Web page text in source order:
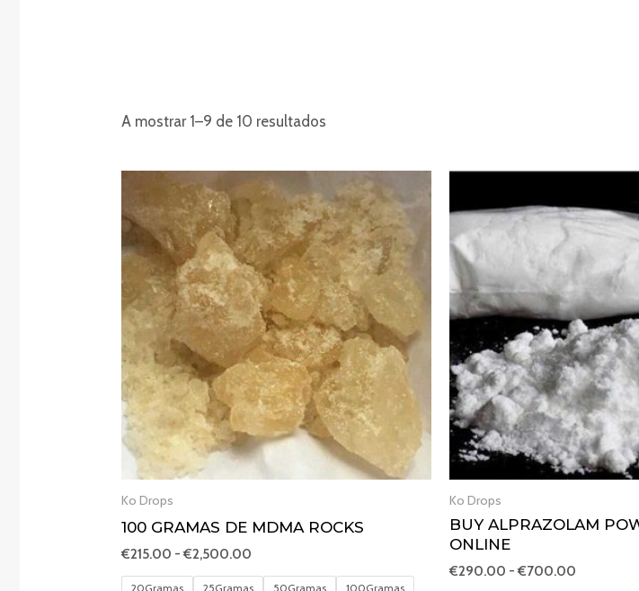
A mostrar 1–9 de 10 resultados
Ko Drops
100 GRAMAS DE MDMA ROCKS
€215.00 - €2,500.00
Gama
de
preços:
€215.00
a
€2,500.00
20Gramas 25Gramas 50Gramas 100Gramas
Ko Drops
BUY ALPRAZOLAM
ONLINE
€290.00 -€700.00
Gama
preços:
€290.00
a
€700.00